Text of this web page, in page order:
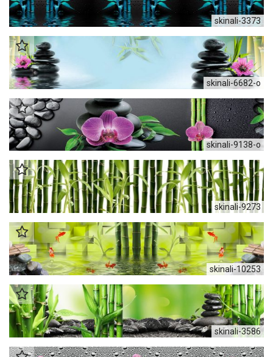
skinali-3373
skinali-6682-o
skinali-9138-o
skinali-9273
skinali-10253
skinali-3586